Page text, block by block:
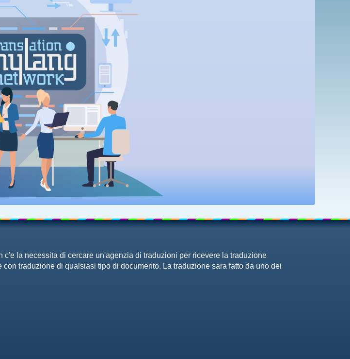
la necessita di cercare un'agenzia di traduzioni per ricevere la traduzione
traduzione di qualsiasi tipo di documento. La traduzione sara fatto da uno dei